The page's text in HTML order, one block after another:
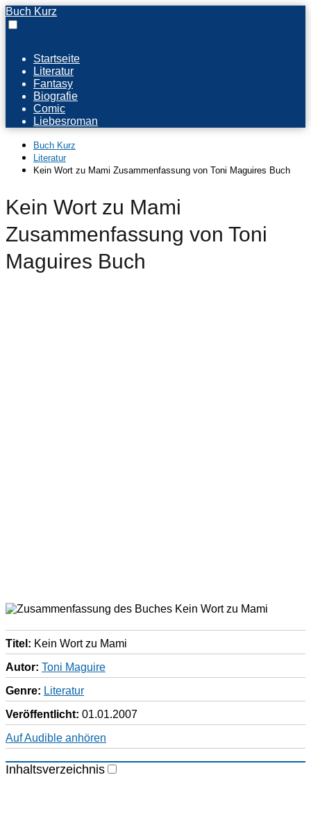
Buch Kurz
Startseite
Literatur
Fantasy
Biografie
Comic
Liebesroman
Buch Kurz
Literatur
Kein Wort zu Mami Zusammenfassung von Toni Maguires Buch
Kein Wort zu Mami
Zusammenfassung von Toni
Maguires Buch
Titel: Kein Wort zu Mami
Autor: Toni Maguire
Genre: Literatur
Veröffentlicht: 01.01.2007
Auf Audible anhören
Inhaltsverzeichnis